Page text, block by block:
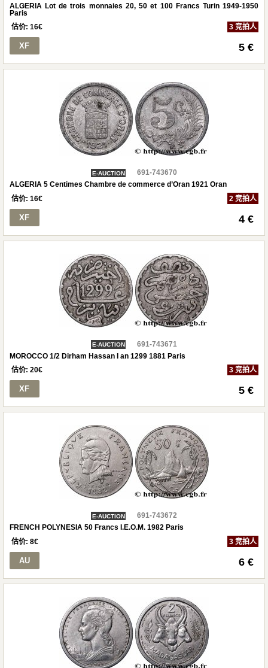
ALGERIA Lot de trois monnaies 20, 50 et 100 Francs Turin 1949-1950
Paris
估价: 16€ 3 竞拍人
XF 5 €
E-AUCTION
691-743670
ALGERIA 5 Centimes Chambre de commerce d’Oran 1921 Oran
估价: 16€ 2 竞拍人
XF 4 €
E-AUCTION
691-743671
MOROCCO 1/2 Dirham Hassan I an 1299 1881 Paris
估价: 20€ 3 竞拍人
XF 5 €
E-AUCTION
691-743672
FRENCH POLYNESIA 50 Francs I.E.O.M. 1982 Paris
估价: 8€ 3 竞拍人
AU 6 €